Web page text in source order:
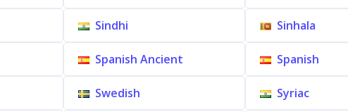
Sindhi Sinhala
Spanish Ancient Spanish
Swedish Syriac